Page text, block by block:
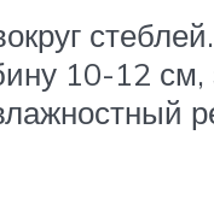
10-12